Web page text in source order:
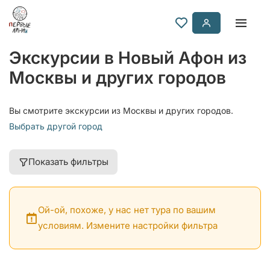
Экскурсии в Новый Афон из
Москвы и других городов
Вы смотрите экскурсии из Москвы и других городов.
Выбрать другой город
Показать фильтры
Ой-ой, похоже, у нас нет тура по вашим
условиям. Измените настройки фильтра